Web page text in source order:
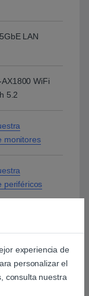
LAN
WiFi
5.2
monitores
periféricos
operativo
11 Pro
experiencia de
personalizar el
consulta nuestra